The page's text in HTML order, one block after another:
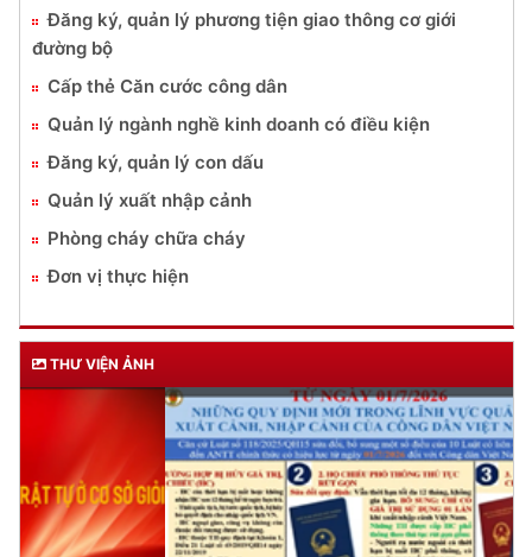
Đăng ký, quản lý phương tiện giao thông cơ giới
đường bộ
Cấp thẻ Căn cước công dân
Quản lý ngành nghề kinh doanh có điều kiện
Đăng ký, quản lý con dấu
Quản lý xuất nhập cảnh
Phòng cháy chữa cháy
Đơn vị thực hiện
THƯ VIỆN ẢNH